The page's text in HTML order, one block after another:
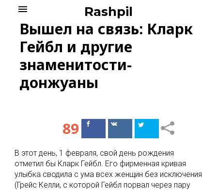
content
Rashpil
menu
Вышел на связь: Кларк
Гейбл и другие
знаменитости-
донжуаны
89
ПоделитьсяПоделиться
В этот день, 1 февраля, свой день рождения
отметил бы Кларк Гейбл. Его фирменная кривая
улыбка сводила с ума всех женщин без исключения
(Грейс Келли, с которой Гейбл порвал через пару